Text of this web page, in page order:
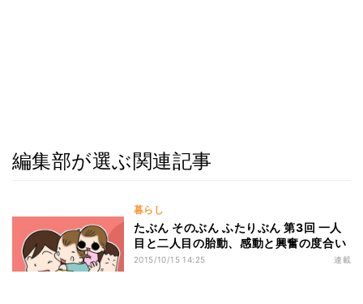
編集部が選ぶ関連記事
暮らし
たぶん そのぶん ふたりぶん 第3回 一人
目と二人目の胎動、感動と興奮の度合い
2015/10/15 14:25 連載